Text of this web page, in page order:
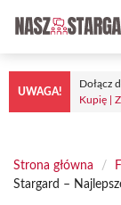
treści
UWAGA!
Dołącz
Kupię |
Strona główna /
Stargard –